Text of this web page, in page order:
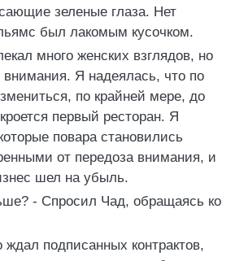
зеленые глаза. Нет
был лакомым кусочком.
много женских взглядов, но
Я надеялась, что по
по крайней мере, до
первый ресторан. Я
повара становились
от передоза внимания, и
шел на убыль.
- Спросил Чад, обращаясь ко
ждал подписанных контрактов,